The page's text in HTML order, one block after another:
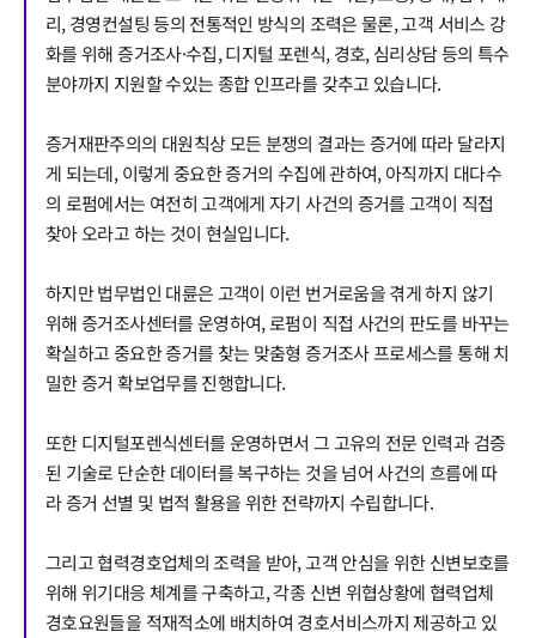
리, 경영컨설팅 등의 전통적인 방식의 조력은 물론, 고객 서비스 강
화를 위해 증거조사·수집, 디지털 포렌식, 경호, 심리상담 등의 특수
분야까지 지원할 수있는 종합 인프라를 갖추고 있습니다.
증거재판주의의 대원칙상 모든 분쟁의 결과는 증거에 따라 달라지
게 되는데, 이렇게 중요한 증거의 수집에 관하여, 아직까지 대다수
의 로펌에서는 여전히 고객에게 자기 사건의 증거를 고객이 직접
찾아 오라고 하는 것이 현실입니다.
하지만 법무법인 대륜은 고객이 이런 번거로움을 겪게 하지 않기
위해 증거조사센터를 운영하여, 로펌이 직접 사건의 판도를 바꾸는
확실하고 중요한 증거를 찾는 맞춤형 증거조사 프로세스를 통해 치
밀한 증거 확보업무를 진행합니다.
또한 디지털포렌식센터를 운영하면서 그 고유의 전문 인력과 검증
된 기술로 단순한 데이터를 복구하는 것을 넘어 사건의 흐름에 따
라 증거 선별 및 법적 활용을 위한 전략까지 수립합니다.
그리고 협력경호업체의 조력을 받아, 고객 안심을 위한 신변보호를
위해 위기대응 체계를 구축하고, 각종 신변 위협상황에 협력업체
경호요원들을 적재적소에 배치하여 경호서비스까지 제공하고 있